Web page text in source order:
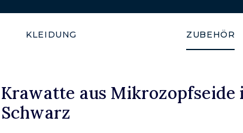
KLEIDUNG ZUBEHÖR
Krawatte aus Mikrozopfseide
Schwarz